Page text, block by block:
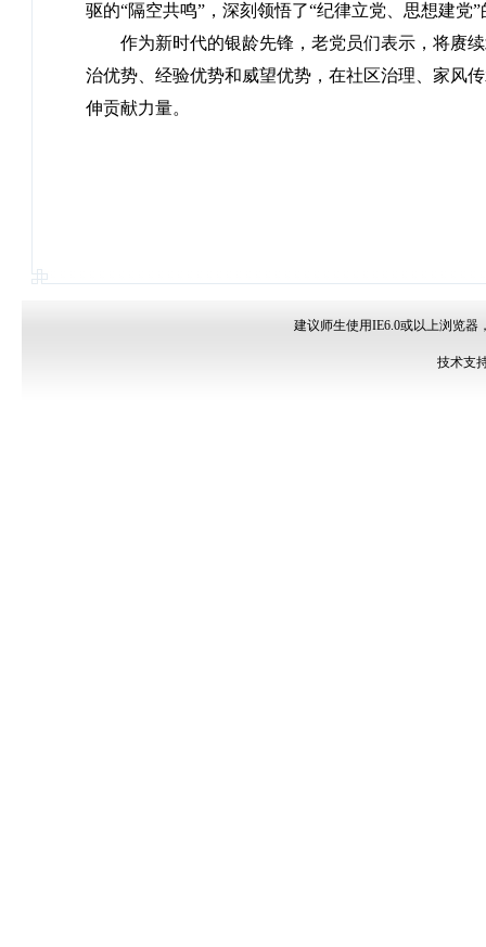
驱的“隔空共鸣”，深刻领悟了“纪律立党、思想建党
作为新时代的银龄先锋，老党员们表示，将赓
治优势、经验优势和威望优势，在社区治理、家风
伸贡献力量。
建议师生使用IE6.0或以上浏览器
技术支